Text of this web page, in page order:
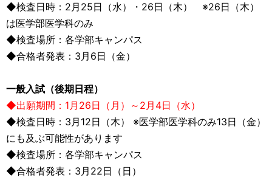
◆検査日時：2月25日（水）・26日（木） ※26日（木）
は医学部医学科のみ
◆検査場所：各学部キャンパス
◆合格者発表：3月6日（金）
一般入試（後期日程）
◆出願期間：1月26日（月）～2月4日（水）
◆検査日時：3月12日（木） ※医学部医学科のみ13日（金）
にも及ぶ可能性があります
◆検査場所：各学部キャンパス
◆合格者発表：3月22日（日）